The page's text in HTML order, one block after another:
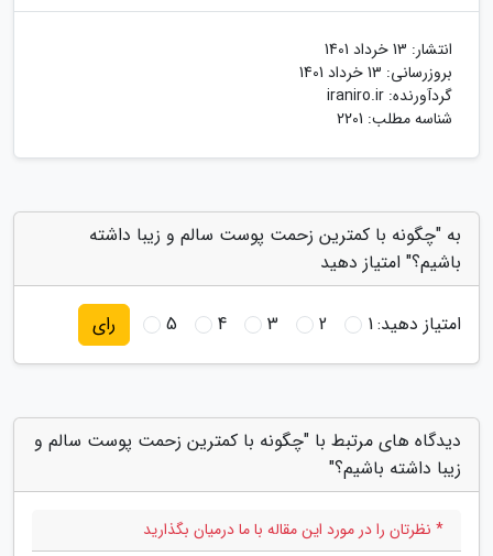
انتشار: 13 خرداد 1401
بروزرسانی: 13 خرداد 1401
گردآورنده: iraniro.ir
شناسه مطلب: 2201
به "چگونه با کمترین زحمت پوست سالم و زیبا داشته
باشیم؟" امتیاز دهید
امتیاز دهید:1
2
3
4
5 رای
دیدگاه های مرتبط با "چگونه با کمترین زحمت پوست سالم و
زیبا داشته باشیم؟"
* نظرتان را در مورد این مقاله با ما درمیان بگذارید